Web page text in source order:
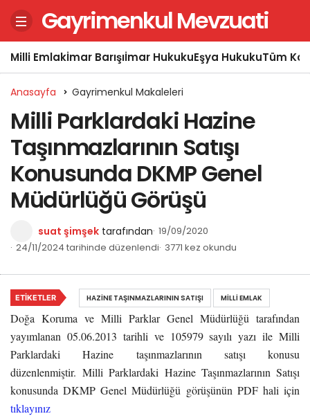
Gayrimenkul Mevzuati
Milli Emlakİmar Barışıİmar HukukuEşya HukukuTüm
Anasayfa Gayrimenkul Makaleleri
Milli Parklardaki Hazine
Taşınmazlarının Satışı
Konusunda DKMP Genel
Müdürlüğü Görüşü
suat şimşek tarafından 19/09/2020
24/11/2024 tarihinde düzenlendi 3771 kez okundu
Doğa Koruma ve Milli Parklar Genel Müdürlüğü tarafından
yayımlanan 05.06.2013 tarihli ve 105979 sayılı yazı ile Milli
Parklardaki Hazine taşınmazlarının satışı konusu
düzenlenmiştir. Milli Parklardaki Hazine Taşınmazlarının Satışı
konusunda DKMP Genel Müdürlüğü görüşünün PDF hali için
tıklayınız
ETIKETLER HAZINE TAŞINMAZLARININ SATIŞI MILLI EMLAK